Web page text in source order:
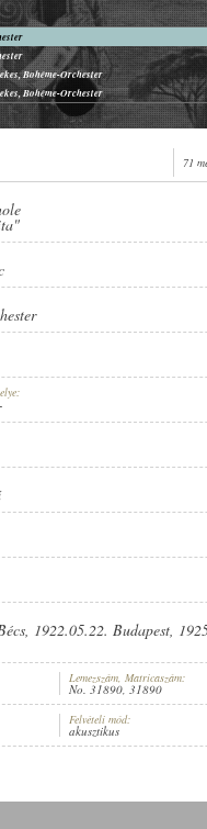
Bohéme-Orchester
Bohéme-Orchester
71
1922.05.22. Budapest,
Lemezszám, Matricaszám:
No. 31890, 31890
Felvételi mód:
akusztikus